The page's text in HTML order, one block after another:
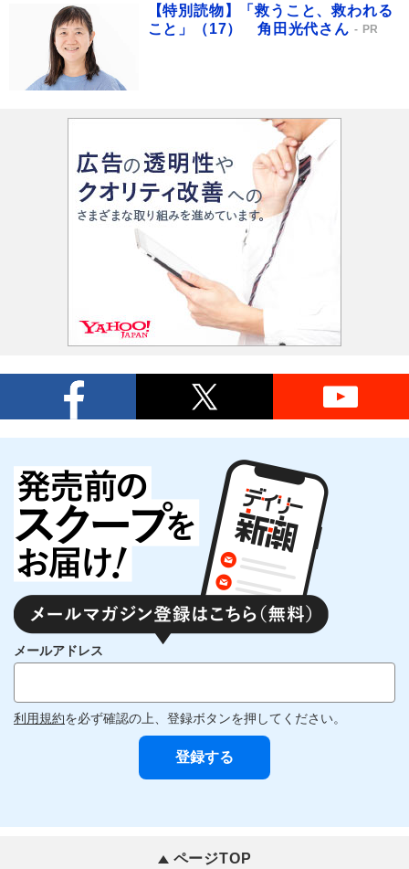
【特別読物】「救うこと、救われる
こと」（17） 角田光代さん
PR
メールアドレス
利用規約を必ず確認の上、登録ボタンを押してください。
ページTOP